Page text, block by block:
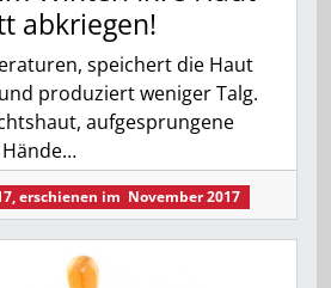
abkriegen!
speichert die Haut
produziert weniger Talg.
aufgesprungene
, erschienen im November 2017